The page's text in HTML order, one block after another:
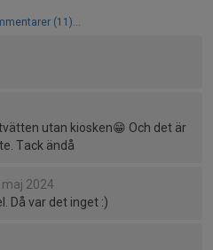
(11)...
utan kiosken😁 Och det är
Tack ändå
maj 2024
Då var det inget :)